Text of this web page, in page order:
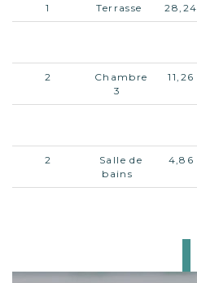
1 Terrasse 28,24
2
Chambre
3
11,26
2
Salle de
bains
4,86